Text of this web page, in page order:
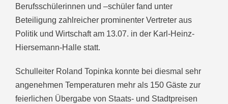
Berufsschülerinnen und –schüler fand unter
Beteiligung zahlreicher prominenter Vertreter aus
Politik und Wirtschaft am 13.07. in der Karl-Heinz-
Hiersemann-Halle statt.
Schulleiter Roland Topinka konnte bei diesmal sehr
angenehmen Temperaturen mehr als 150 Gäste zur
feierlichen Übergabe von Staats- und Stadtpreisen